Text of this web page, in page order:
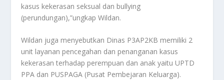
kasus kekerasan seksual dan bullying
(perundungan),”ungkap Wildan.
Wildan juga menyebutkan Dinas P3AP2KB memiliki 2
unit layanan pencegahan dan penanganan kasus
kekerasan terhadap perempuan dan anak yaitu UPTD
PPA dan PUSPAGA (Pusat Pembejaran Keluarga).